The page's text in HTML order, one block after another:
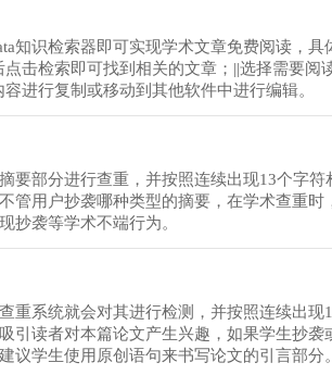
知识检索器即可实现学术文章免费阅读，具
击检索即可找到相关的文章；||选择需要阅
进行复制或移动到其他软件中进行编辑。
要部分进行查重，并按照连续出现13个字
用户抄袭哪种类型的摘要，在学术查重时
抄袭等学术不端行为。
重系统就会对其进行检测，并按照连续出
引读者对本篇论文产生兴趣，如果学生抄
议学生使用原创语句来书写论文的引言部分。